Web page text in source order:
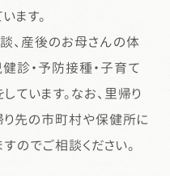
ます。
、産後のお母さんの体
診・予防接種・子育て
ています。なお、里帰り
先の市町村や保健所に
のでご相談ください。